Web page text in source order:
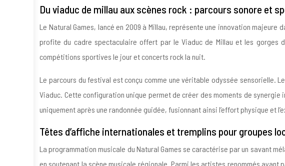
Du viaduc de millau aux scènes rock : parcours sonore et
Le Natural Games, lancé en 2009 à Millau, représente une innovation
profite du cadre spectaculaire offert par le Viaduc de Millau et les gorges
compétitions sportives le jour et concerts rock la nuit.
Le parcours du festival est conçu comme une véritable odyssée sensorielle.
Viaduc. Cette configuration unique permet de créer des moments de
uniquement après une randonnée guidée, fusionnant ainsi l’effort physique et
Têtes d’affiche internationales et tremplins pour groupes
La programmation musicale du Natural Games se caractérise par un savant
en soutenant la scène musicale régionale. Parmi les artistes renommés